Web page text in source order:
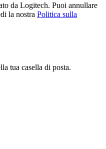
da Logitech. Puoi annullare
la nostra Politica sulla
tua casella di posta.